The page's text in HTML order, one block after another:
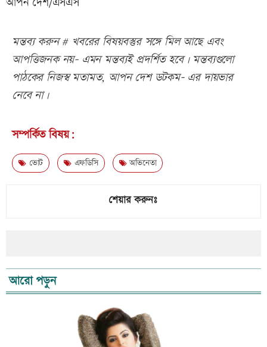
মন্তব্য করুন # খবরের বিষয়বস্তুর সঙ্গে মিল আছে এবং
আপত্তিজনক নয়- এমন মন্তব্যই প্রদর্শিত হবে। মন্তব্যগুলো
পাঠকের নিজস্ব মতামত, আপন দেশ ডটকম- এর দায়ভার
নেবে না।
সম্পর্কিত বিষয়:
ভোট এফডিসি অভিনেতা
শেয়ার করুনঃ
আরো পড়ুন